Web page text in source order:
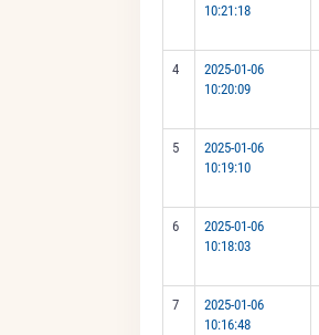
10:21:18
4
2025-01-06
10:20:09
5
2025-01-06
10:19:10
6
2025-01-06
10:18:03
7
2025-01-06
10:16:48